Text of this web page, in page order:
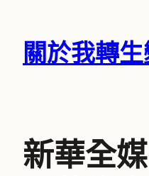
關於我轉
新華全